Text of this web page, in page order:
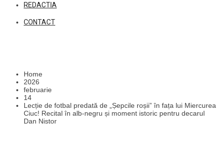
REDACTIA
CONTACT
Home
2026
februarie
14
Lecție de fotbal predată de „Șepcile roșii” în fața lui Miercurea
Ciuc! Recital în alb-negru și moment istoric pentru decarul
Dan Nistor